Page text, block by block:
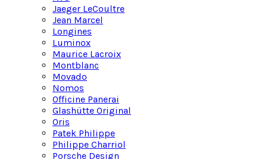
Jaeger LeCoultre
Jean Marcel
Longines
Luminox
Maurice Lacroix
Montblanc
Movado
Nomos
Officine Panerai
Glashütte Original
Oris
Patek Philippe
Philippe Charriol
Porsche Design